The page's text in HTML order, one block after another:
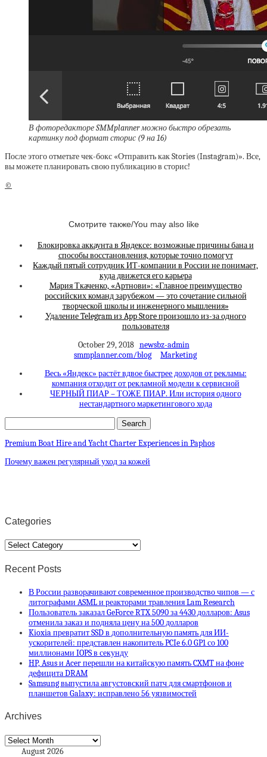
В фоторедакторе SMMplanner можно быстро обрезать
картинку под формат сторис (9 на 16)
После этого отметьте чек-бокс «Отправить как Stories (Instagram)». Все,
вы можете планировать свою публикацию в сторис!
©
Смотрите также/You may also like
Блокировка аккаунта в Яндексе: возможные причины бана и
способы восстановления, которые точно помогут
Каждый пятый сотрудник ИТ-компании в России не понимает,
куда движется его карьера
Мария Ткаченко, «Артнови»: «Главное преимущество
российских команд зарубежом — это сочетание сильной
творческой школы и инженерного мышления»
Удаление Telegram из App Store произошло из-за одного
пользователя
October 29, 2018 newsbz-admin
smmplanner.com/blog
Marketing
Весь «Яндекс» растёт вдвое быстрее доходов от рекламы:
компания отходит от рекламной модели к сервисной
ЧЕРНЫЙ ПИАР – ТОЖЕ ПИАР. Или история одного
нестандартного маркетингового хода
Premium Boat Hire and Yacht Charter Experiences in Paphos
Почему важен регулярный уход за кожей
Categories
Categories
Recent Posts
В России разворачивают современное производство чипов — с
литографами ASML и реакторами травления Lam Research
Пользователь заказал GeForce RTX 5090 за 4430 долларов: Asus
отменила заказ и подняла цену на 500 долларов
Kioxia превратит SSD в дополнительную память для ИИ-
ускорителей: представлен накопитель PCIe 6.0 GP1 со 100
миллионами IOPS в секунду
HP, Asus и Acer перешли на китайскую память CXMT на фоне
дефицита DRAM
Samsung выпустила августовский патч для смартфонов и
планшетов Galaxy: исправлено 56 уязвимостей
Archives
Archives
August 2026